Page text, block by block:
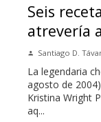
Seis
atrevería
Santiago D.
La legendaria
agosto de
Kristina Wright
aq...